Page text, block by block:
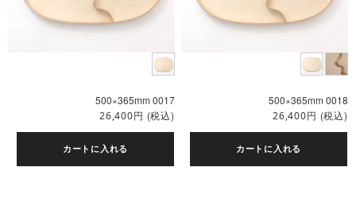
500×365mm 0017
26,400円 (税込)
カートに入れる
500×365mm 0018
26,400円 (税込)
カートに入れる